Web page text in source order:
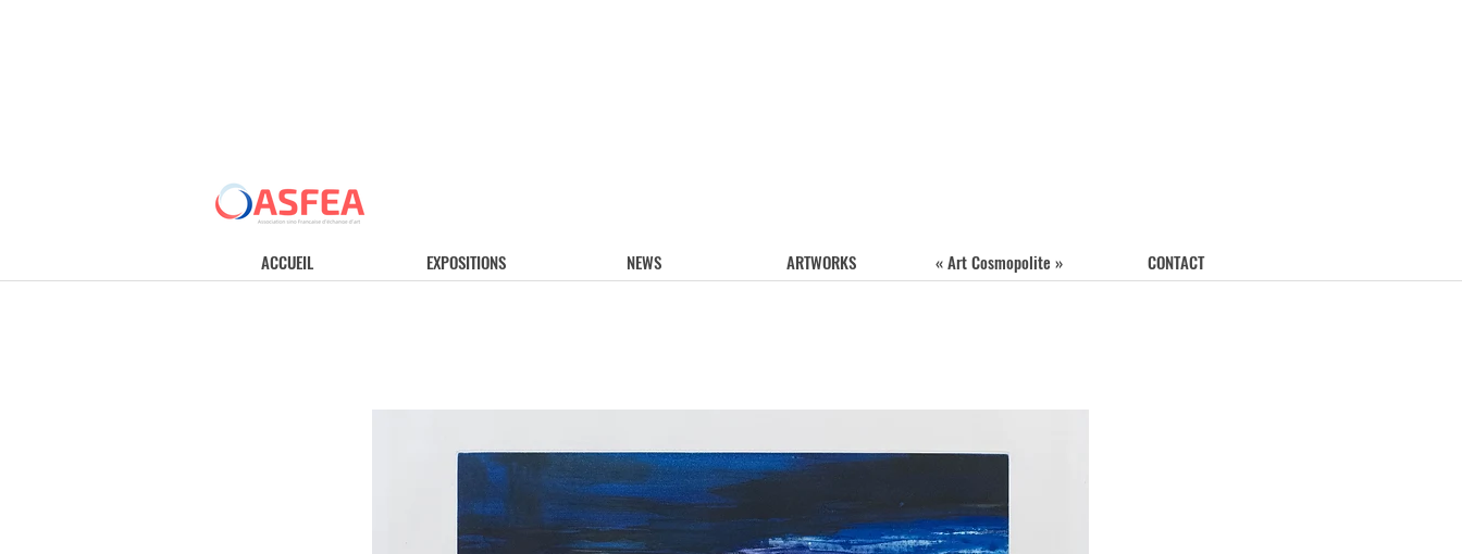
ACCUEIL EXPOSITIONS NEWS ARTWORKS « Art Cosmopolite » CONTACT